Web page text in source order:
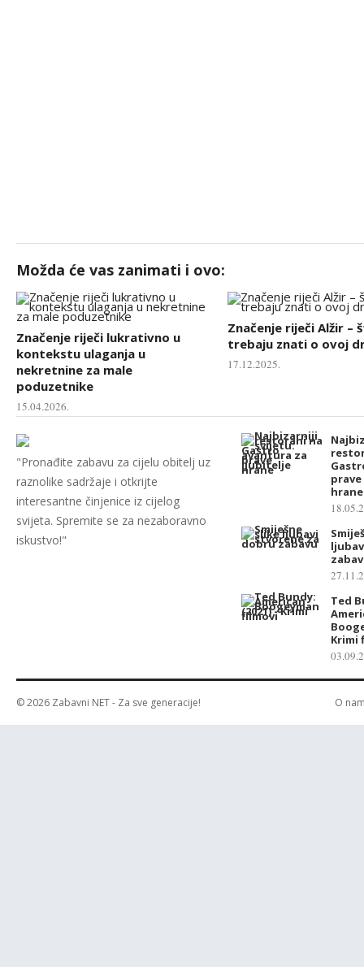
Možda će vas zanimati i ovo:
Značenje riječi lukrativno u
kontekstu ulaganja u
nekretnine za male
poduzetnike
15.04.2026.
Značenje riječi Alžir –
trebaju znati o ovoj
17.12.2025.
"Pronađite zabavu za cijelu obitelj uz
raznolike sadržaje i otkrijte
interesantne činjenice iz cijelog
svijeta. Spremite se za nezaboravno
iskustvo!"
hrane
Ted
Krimi
© 2026 Zabavni NET- Za sve generacije! O